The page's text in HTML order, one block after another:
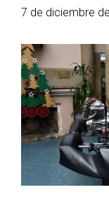
7 de diciembre